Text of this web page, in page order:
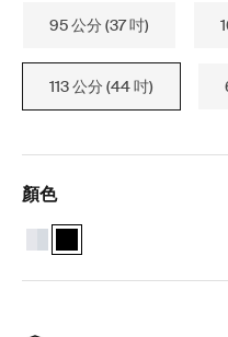
95 公分 (37 吋)
113 公分 (44 吋)
顏色
Thule WingBar Edge 113 鋁
Thule WingBar Edge 113